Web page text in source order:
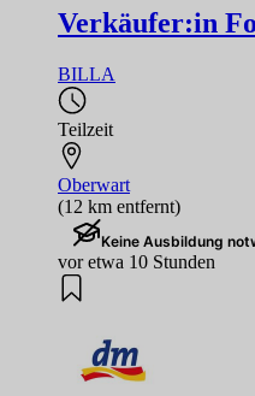
Verkäufer:in
BILLA
Teilzeit
Oberwart
(12 km entfernt)
Keine Ausbildung
vor etwa 10 Stunden